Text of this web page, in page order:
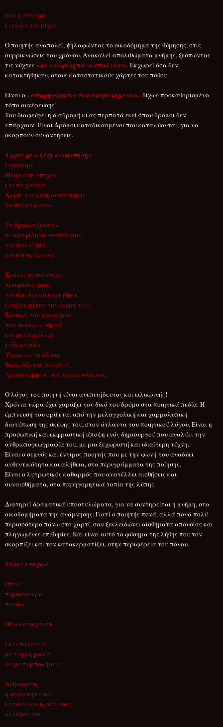
Εσύ η στέρηση
κι εγώ ο μακρινός
Ο ποιητής αναπολεί, ψηλαφώντας το οικοδόμημα της θύμησης,στις
συρρικνώσεις του χρόνου. Ανακαλεί απολιθώματα μνήμης, ξεσπώντας
τις νύχτες «σε αναφιλητά νοσταλγίας». Εκχωρεί όσα δεν
κατακτήθηκαν, στους καταστατικούς χάρτες του πόθου.
Είναι ο «απαρηγόρητος του αναμενόμενου», δίχως προκαθορισμένο
τόπο συνέρευσης!
Του διαφεύγει η διαδρομή κι ας περπατά εκεί όπου δρόμοι δεν
υπάρχουν. Είναι Δρόμοι καταδικασμένοι που καταλύονται, για να
σκορπούν συναντήσεις.
Χωρίς μια λέξη συνάντησης
Γεράσαμε
Μέσα στις εποχές
και τα χρόνια
Χωρίς μια λέξη συνάντησης
Το θαύμα κι εγώ
Τα βράδια ξεσπάω
σε αναφιλητά νοσταλγίας
για όσα έζησα
μόνο στα όνειρα
Κι όλες οι πολύτιμες
προφάσεις μου
για ό,τι δεν καταχτήθηκε
έχασαν πλέον την αιχμή τους
Ένοικος του μαρασμού
που σκοτώνει αργά
και με επιμέλεια
κάθε ελπίδα.
Υπομένω τη δίκαιη
θηριωδία της μοναξιάς
Απαρηγόρητος του αναμενόμενου.
Ο λόγος του ποιητή είναι ανεπιτήδευτος και ειλικρινής!
Χρόνια τώρα έχει χαράξει τον δικό του δρόμο στα ποιητικά πεδία. Η
έμπνευσή του ορίζεται από την μελαγχολική και χαρμολυπική
διατύπωση της σκέψης του, στον άτλαντα του ποιητικού λόγου. Είναι η
προσωπική και εκφραστική άποψη ενός δημιουργού που αναλύει την
ανθρωπογεωγραφία του, με μια ξεχωριστή και ιδιαίτερη τέχνη.
Είναι ο σεμνός και έντιμος ποιητής που με την φωνή του αναδύει
αυθεντικότητα και αλήθεια, στα περιγράμματα της ποίησης.
Είναι ο λυτρωτικός καθαρμός που ανατέλλει αισθήσεις και
συναισθήματα, στα παρηγορητικά τοπία της λύπης.
Διατηρεί δραματικά υποστυλώματα, για να συντηρείται η μνήμη, στα
οικοδομήματα της ανάμνησης. Γιατί ο ποιητής πονά, αλλά πονά πολύ
περισσότερο πάνω στο χαρτί, σαν ξεκλειδώνει αισθήματα απουσίας και
πληγωμένες επιθυμίες. Και είναι αυτό το φύσημα της λήθης που τον
σκορπίζει και τον κατακερματίζει, στην περιφέρεια του πόνου.
Τέλος εποχών
Όπου
περισσότερο
πονάω
Πάνω στο χαρτί
Εκεί παλεύεις
με τυφλή μανία
να με πυρπολήσεις
Ανήκουστη
η αγριότητά σου
κατά συρροή φόνισσες
οι λέξεις σου